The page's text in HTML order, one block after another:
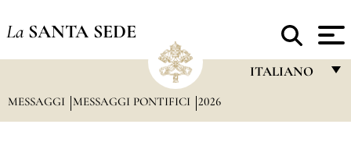
La SANTA SEDE
ITALIANO
MESSAGGI MESSAGGI PONTIFICI 2026